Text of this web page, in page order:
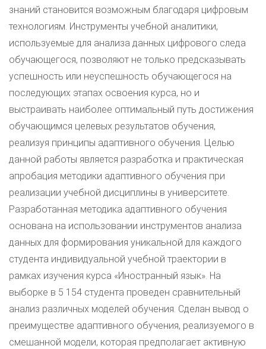
знаний становится возможным благодаря цифровым
технологиям. Инструменты учебной аналитики,
используемые для анализа данных цифрового следа
обучающегося, позволяют не только предсказывать
успешность или неуспешность обучающегося на
последующих этапах освоения курса, но и
выстраивать наиболее оптимальный путь достижения
обучающимся целевых результатов обучения,
реализуя принципы адаптивного обучения. Целью
данной работы является разработка и практическая
апробация методики адаптивного обучения при
реализации учебной дисциплины в университете.
Разработанная методика адаптивного обучения
основана на использовании инструментов анализа
данных для формирования уникальной для каждого
студента индивидуальной учебной траектории в
рамках изучения курса «Иностранный язык». На
выборке в 5 154 студента проведен сравнительный
анализ различных моделей обучения. Сделан вывод о
преимуществе адаптивного обучения, реализуемого в
смешанной модели, которая предполагает активную